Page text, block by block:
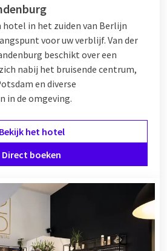
in het zuiden van Berlijn
voor uw verblijf. Van der
beschikt over een
nabij het bruisende centrum,
en diverse
in de omgeving.
Bekijk het hotel
Direct boeken